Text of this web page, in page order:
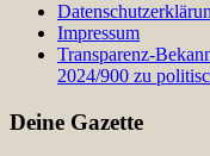
Impressum
Transparenz-
2024/900 zu
Deine Gazette